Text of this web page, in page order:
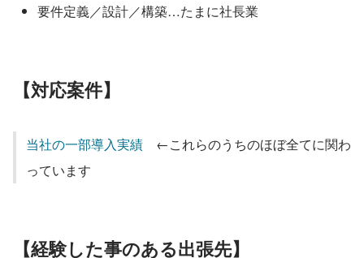
要件定義／設計／構築…たまに社長業
【対応案件】
当社の一部導入実績 ←これらのうちのほぼ全てに関わ
っています
【経験した事のある出張先】